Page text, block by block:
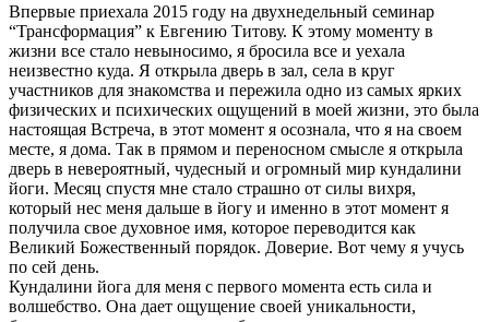
Впервые приехала 2015 году на двухнедельный семинар
“Трансформация” к Евгению Титову. К этому моменту в
жизни все стало невыносимо, я бросила все и уехала
неизвестно куда. Я открыла дверь в зал, села в круг
участников для знакомства и пережила одно из самых ярких
физических и психических ощущений в моей жизни, это была
настоящая Встреча, в этот момент я осознала, что я на своем
месте, я дома. Так в прямом и переносном смысле я открыла
дверь в невероятный, чудесный и огромный мир кундалини
йоги. Месяц спустя мне стало страшно от силы вихря,
который нес меня дальше в йогу и именно в этот момент я
получила свое духовное имя, которое переводится как
Великий Божественный порядок. Доверие. Вот чему я учусь
по сей день.
Кундалини йога для меня с первого момента есть сила и
волшебство. Она дает ощущение своей уникальности,